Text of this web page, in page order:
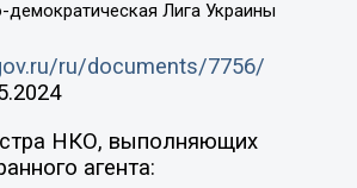
Лига Украины
ru/documents/7756/
НКО, выполняющих
агента: